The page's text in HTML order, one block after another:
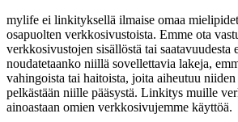
mylife ei linkityksellä ilmaise omaa
osapuolten verkkosivustoista. Emme ota
verkkosivustojen sisällöstä tai saatavuudesta
noudatetaanko niillä sovellettavia lakeja,
vahingoista tai haitoista, joita aiheutuu
pelkästään niille pääsystä. Linkitys muille
ainoastaan omien verkkosivujemme käyttöä.